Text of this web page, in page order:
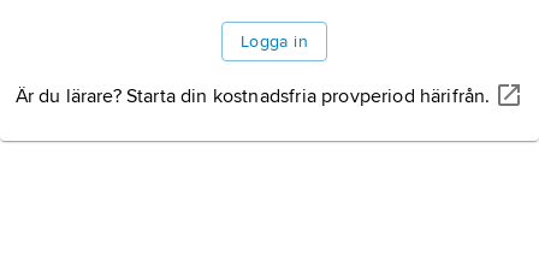
Logga in
Är du lärare? Starta din kostnadsfria provperiod härifrån.